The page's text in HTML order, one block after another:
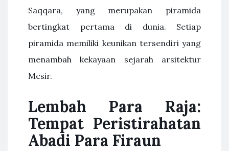
Saqqara, yang merupakan piramida
bertingkat pertama di dunia. Setiap
piramida memiliki keunikan tersendiri yang
menambah kekayaan sejarah arsitektur
Mesir.
Lembah Para Raja:
Tempat Peristirahatan
Abadi Para Firaun